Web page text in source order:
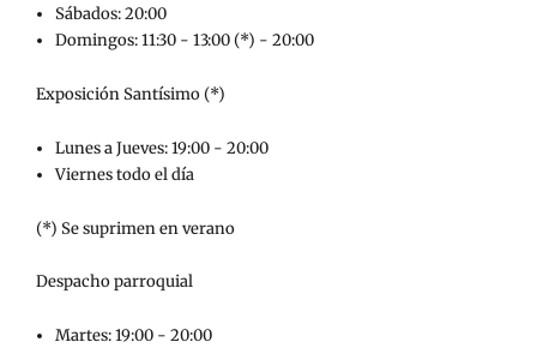
Sábados: 20:00
Domingos: 11:30 - 13:00 (*) - 20:00
Exposición Santísimo (*)
Lunes a Jueves: 19:00 - 20:00
Viernes todo el día
(*) Se suprimen en verano
Despacho parroquial
Martes: 19:00 - 20:00